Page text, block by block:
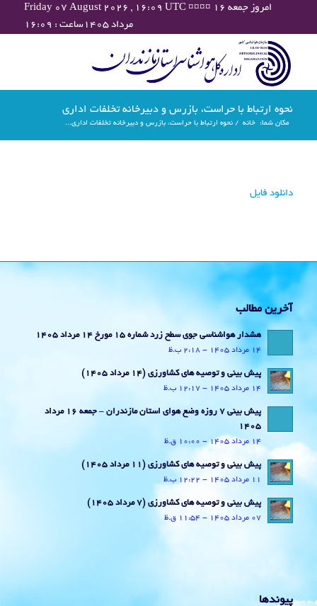
Friday 07 August 2026 , 16:09 UTC ¤¤¤¤ امروز جمعه ۱۶
مرداد ۱۴۰۵ساعت : ۱۶:۰۹
نحوه ارتباط با حراست، بازرس و دبیرخانه تخلفات اداری
مکان شما: خانه / نحوه ارتباط با حراست، بازرس و دبیرخانه تخلفات اداری...
دانلود فایل
آخرین مطالب
هشدار هواشناسی جوی سطح زرد شماره 15 مورخ 14 مرداد 1405
14 مرداد 1405 - 2:18 ب.ظ
پیش بینی و توصیه های کشاورزی (14 مرداد ۱۴۰۵)
14 مرداد 1405 - 12:17 ب.ظ
پیش بینی 7 روزه وضع هوای استان مازندران – جمعه 16 مرداد
1405
14 مرداد 1405 - 10:00 ق.ظ
پیش بینی و توصیه های کشاورزی (11 مرداد ۱۴۰۵)
11 مرداد 1405 - 12:22 ب.ظ
پیش بینی و توصیه های کشاورزی (7 مرداد ۱۴۰۵)
07 مرداد 1405 - 11:54 ق.ظ
پیوندها